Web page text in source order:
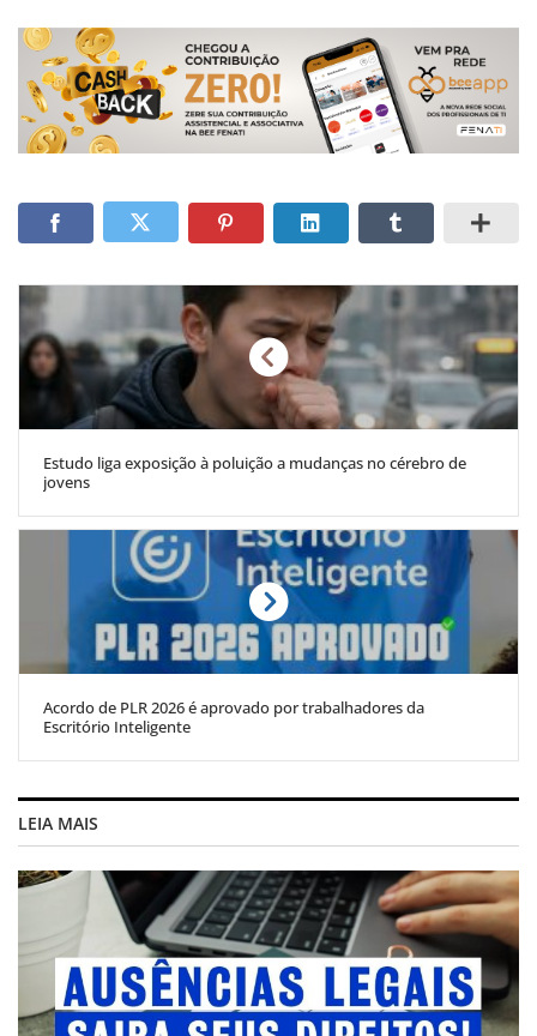
Estudo liga exposição à poluição a mudanças no cérebro de
jovens
Acordo de PLR 2026 é aprovado por trabalhadores da
Escritório Inteligente
LEIA MAIS